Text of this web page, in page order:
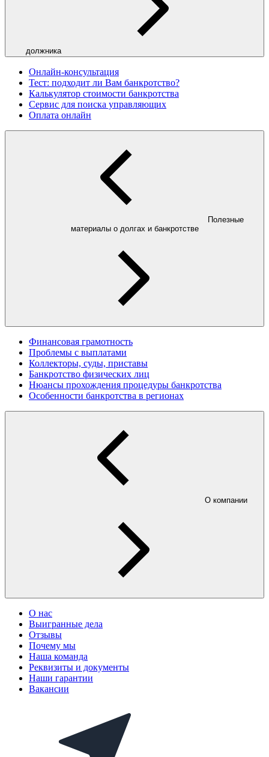
должника
Онлайн-консультация
Тест: подходит ли Вам банкротство?
Калькулятор стоимости банкротства
Сервис для поиска управляющих
Оплата онлайн
Полезные
материалы о долгах и банкротстве
Финансовая грамотность
Проблемы с выплатами
Коллекторы, суды, приставы
Банкротство физических лиц
Нюансы прохождения процедуры банкротства
Особенности банкротства в регионах
О компании
О нас
Выигранные дела
Отзывы
Почему мы
Наша команда
Реквизиты и документы
Наши гарантии
Вакансии